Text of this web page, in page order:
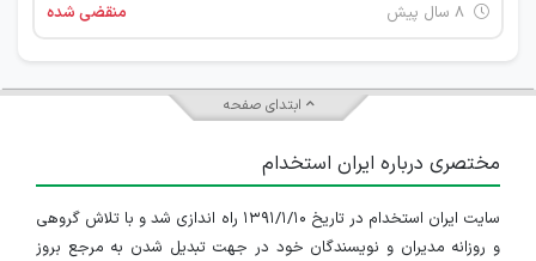
منقضی شده
ابتدای صفحه
مختصری درباره ایران استخدام
سایت ایران استخدام در تاریخ ۱۳۹۱/۱/۱۰ راه اندازی شد و با تلاش گروهی
و روزانه مدیران و نویسندگان خود در جهت تبدیل شدن به مرجع بروز